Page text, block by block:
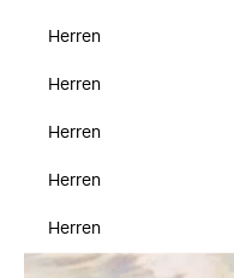
Herren
Herren
Herren
Herren
Herren